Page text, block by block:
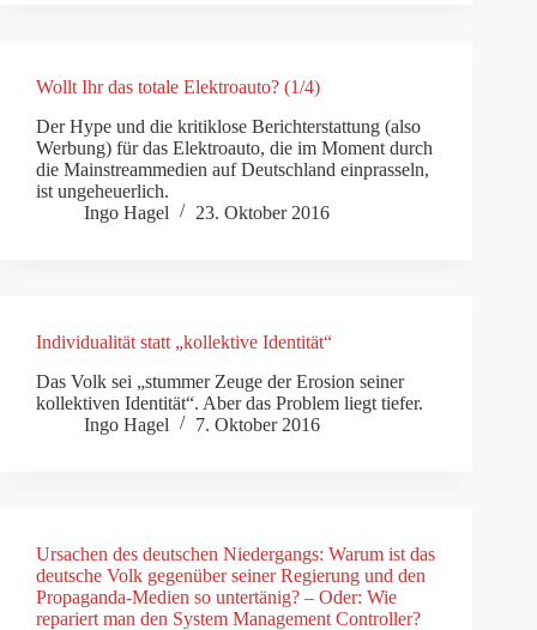
Wollt Ihr das totale Elektroauto? (1/4)
Der Hype und die kritiklose Berichterstattung (also
Werbung) für das Elektroauto, die im Moment durch
die Mainstreammedien auf Deutschland einprasseln,
ist ungeheuerlich.
Ingo Hagel
23. Oktober 2016
Individualität statt „kollektive Identität“
Das Volk sei „stummer Zeuge der Erosion seiner
kollektiven Identität“. Aber das Problem liegt tiefer.
Ingo Hagel
7. Oktober 2016
Ursachen des deutschen Niedergangs: Warum ist das
deutsche Volk gegenüber seiner Regierung und den
Propaganda-Medien so untertänig? – Oder: Wie
repariert man den System Management Controller?